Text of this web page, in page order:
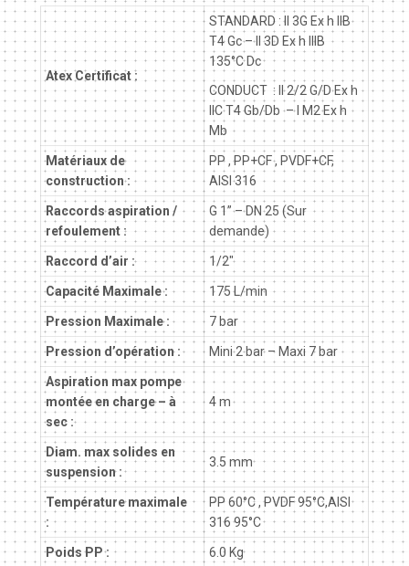
Atex Certificat :
STANDARD : II 3G Ex h IIB
T4 Gc – II 3D Ex h IIIB
135°C Dc
CONDUCT : II 2/2 G/D Ex h
IIC T4 Gb/Db – I M2 Ex h
Mb
Matériaux de
construction :
PP , PP+CF , PVDF+CF,
AISI 316
Raccords aspiration /
refoulement :
G 1” – DN 25 (Sur
demande)
Raccord d’air : 1/2″
Capacité Maximale : 175 L/min
Pression Maximale : 7 bar
Pression d’opération : Mini 2 bar – Maxi 7 bar
Aspiration max pompe
montée en charge – à
sec :
4 m
Diam. max solides en
suspension :
3.5 mm
Température maximale
:
PP 60°C , PVDF 95°C,AISI
316 95°C
Poids PP : 6.0 Kg